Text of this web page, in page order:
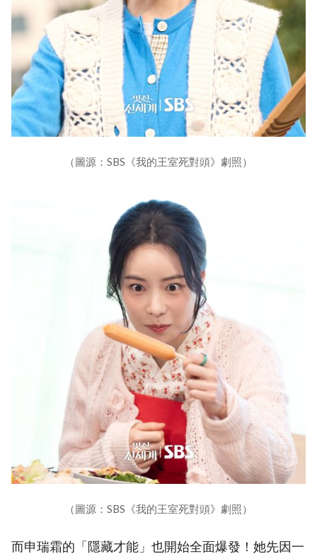
（圖源：SBS《我的王室死對頭》劇照）
（圖源：SBS《我的王室死對頭》劇照）
而申瑞霜的「隱藏才能」也開始全面爆發！她先因一